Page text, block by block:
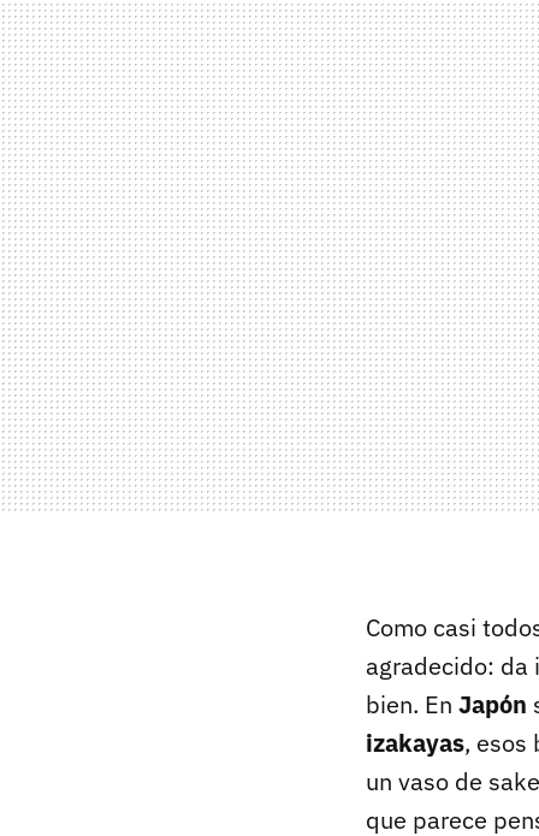
Como casi
agradecido: da
bien. En Japón
izakayas, esos
un vaso de
que parece